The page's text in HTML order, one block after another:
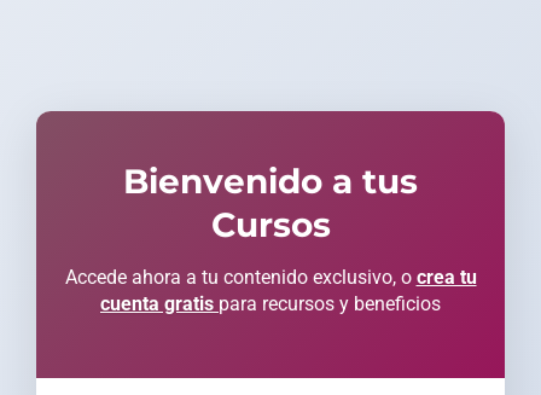
Bienvenido a tus
Cursos
Accede ahora a tu contenido exclusivo, o crea tu
cuenta gratis para recursos y beneficios